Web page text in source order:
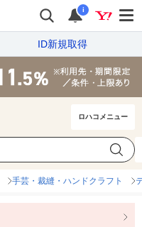
i
ID新規取得
ロハコメニュー
手芸・裁縫・ハンドクラフト